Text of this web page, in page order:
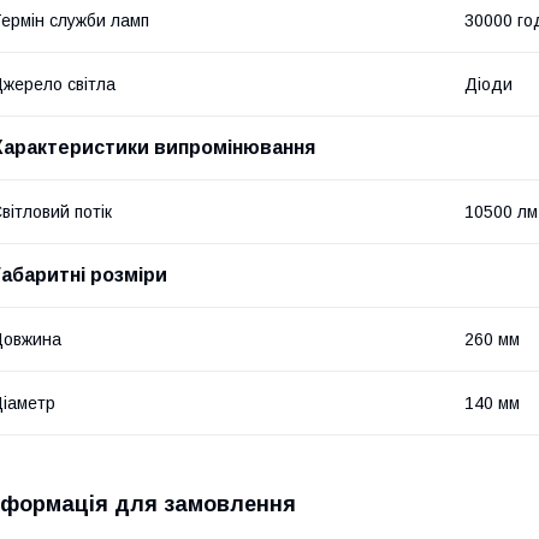
служби ламп 30000
світла Діоди
випромінювання
потік 10500 лм
розміри
260 мм
140 мм
для замовлення